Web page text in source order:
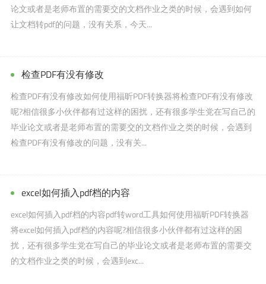
论文或者是老师布置的需要交的文档作业之类的时候，会遇到如何
让文档转pdf的问题，没有关系，今天...
检查PDF有没有修改
检查PDF有没有修改如何使用福昕PDF转换器将检查PDF有没有修改
呢?相信很多小伙伴都有过这样的困扰，还有很多学生党在写自己的
毕业论文或者是老师布置的需要交的文档作业之类的时候，会遇到
检查PDF有没有修改的问题，没有关...
excel如何插入pdf档的内容
excel如何插入pdf档的内容pdf转word工具如何使用福昕PDF转换器
将excel如何插入pdf档的内容呢?相信很多小伙伴都有过这样的困
扰，还有很多学生党在写自己的毕业论文或者是老师布置的需要交
的文档作业之类的时候，会遇到exc...